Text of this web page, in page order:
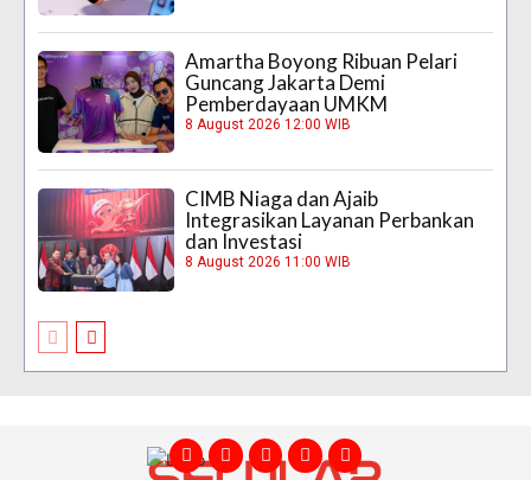
Amartha Boyong Ribuan Pelari
Guncang Jakarta Demi
Pemberdayaan UMKM
8 August 2026 12:00 WIB
CIMB Niaga dan Ajaib
Integrasikan Layanan Perbankan
dan Investasi
8 August 2026 11:00 WIB